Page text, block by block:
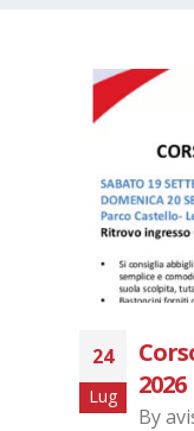
24
Lug
2026
By